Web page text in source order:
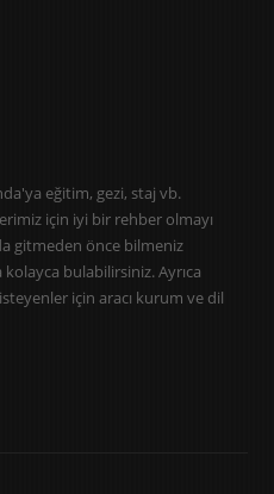
eğitim, gezi, staj vb.
için iyi bir rehber olmayı
gitmeden önce bilmeniz
bulabilirsiniz. Ayrıca
için aracı kurum ve dil